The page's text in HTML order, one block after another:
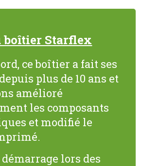
boîtier Starflex
ce boîtier a fait ses
plus de 10 ans et
amélioré
les composants
et modifié le
lors des